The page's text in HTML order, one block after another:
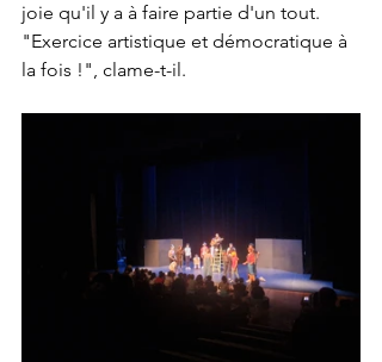
joie qu'il y a à faire partie d'un tout.
"Exercice artistique et démocratique à
la fois !", clame-t-il.